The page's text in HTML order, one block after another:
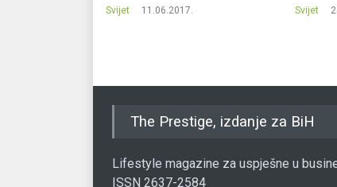
Svijet 11.06.2017. Svijet
The Prestige, izdanje za BiH
Lifestyle magazine za uspješne u
ISSN 2637-2584